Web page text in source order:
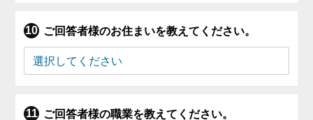
ご回答者様のお住まいを教えてください。
ご回答者様の職業を教えてください。